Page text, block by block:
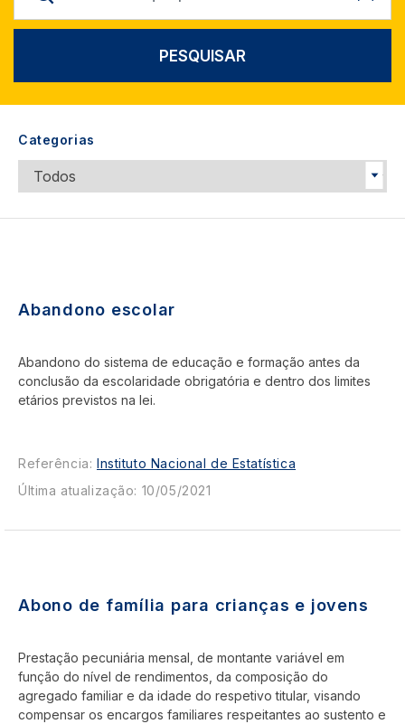
PESQUISAR
Categorias
Abandono escolar
Abandono do sistema de educação e formação antes da
conclusão da escolaridade obrigatória e dentro dos limites
etários previstos na lei.
Referência: Instituto Nacional de Estatística
Última atualização: 10/05/2021
Abono de família para crianças e jovens
Prestação pecuniária mensal, de montante variável em
função do nível de rendimentos, da composição do
agregado familiar e da idade do respetivo titular, visando
compensar os encargos familiares respeitantes ao sustento e